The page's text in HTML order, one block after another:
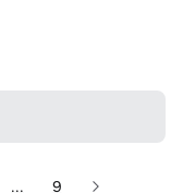
... 9